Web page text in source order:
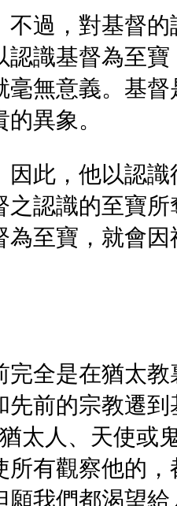
過，對基督
識基督為至
無意義。基督
異象。
此，他以認識
認識的至寶
至寶，就會
全是在猶太
前的宗教遷
太人、天使或
有觀察他的
我們都渴望